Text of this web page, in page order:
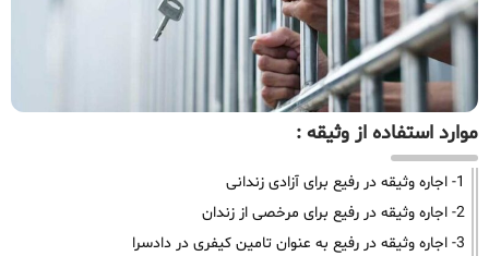
موارد استفاده از وثیقه :
1- اجاره وثیقه در رفیع برای آزادی زندانی
2- اجاره وثیقه در رفیع برای مرخصی از زندان
3- اجاره وثیقه در رفیع به عنوان تامین کیفری در دادسرا